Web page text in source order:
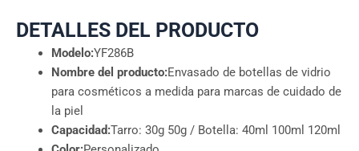
DETALLES DEL PRODUCTO
Modelo:YF286B
Nombre del producto:Envasado de botellas de vidrio
para cosméticos a medida para marcas de cuidado de
la piel
Capacidad:Tarro: 30g 50g / Botella: 40ml 100ml 120ml